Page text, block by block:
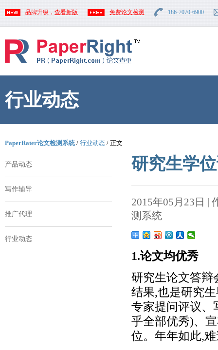
品牌升级， 查看新版 免费论文检测 186-7070-6900
行业动态
PaperRater论文检测系统/ 行业动态 / 正文
产品动态
写作辅导
推广代理
行业动态
研究生学
2015年05月23日 |
测系统
1.论文均优秀
研究生论文答辩
结果,也是研究
专家提问评议、
乎全部优秀)、
位。年年如此,